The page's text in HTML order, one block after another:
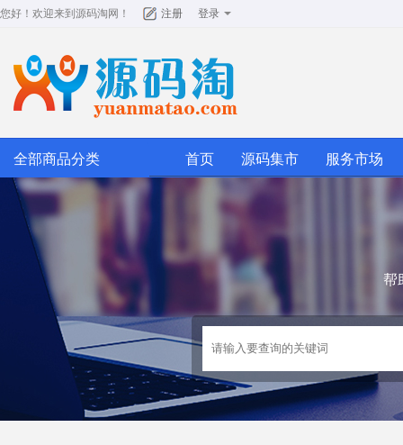
您好！欢迎来到 源码淘网 ！ 注册 登录
全部商品分类 首页 源码集市 服务市场
帮